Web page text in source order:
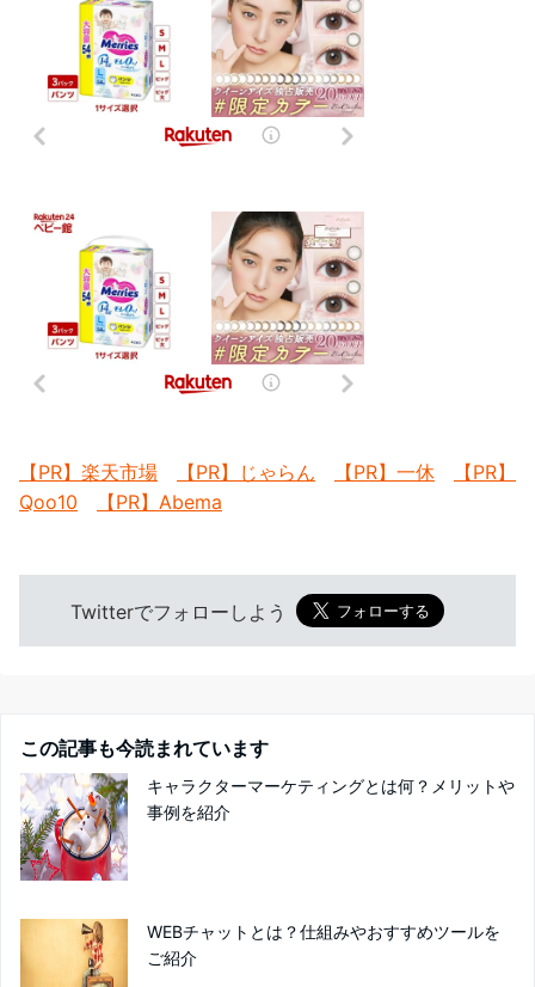
【PR】楽天市場 【PR】じゃらん 【PR】一休
【PR】
Qoo10
【PR】Abema
Twitterでフォローしよう
この記事も今読まれています
キャラクターマーケティングとは何？メリットや
事例を紹介
WEBチャットとは？仕組みやおすすめツールを
ご紹介